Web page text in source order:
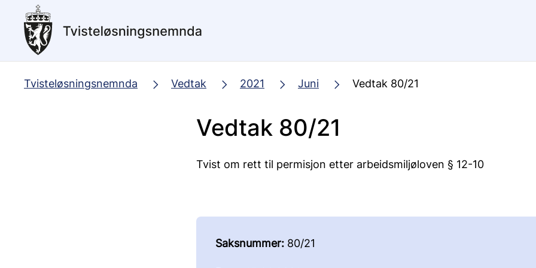
hovedinnhold
Tvisteløsningsnemnda Vedtak 2021 Juni Vedtak 80/21
Vedtak 80/21
Tvist om rett til permisjon etter arbeidsmiljøloven § 12-10
Saksnummer: 80/21